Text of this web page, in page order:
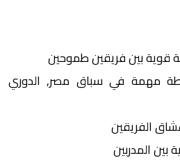
قوية بين فريقين طموحين
مهمة في سباق مصر, الدوري
الفريقين
بين المدربين